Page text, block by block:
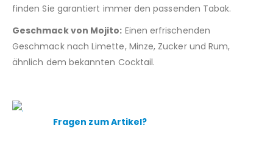
finden Sie garantiert immer den passenden Tabak.
Geschmack von Mojito: Einen erfrischenden
Geschmack nach Limette, Minze, Zucker und Rum,
ähnlich dem bekannten Cocktail.
Fragen zum Artikel?